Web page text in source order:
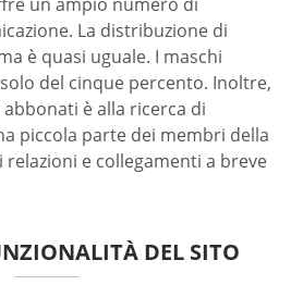
La distribuzione di
è quasi uguale. I maschi
del cinque percento. Inoltre,
è alla ricerca di
piccola parte dei membri della
e collegamenti a breve
DEL SITO